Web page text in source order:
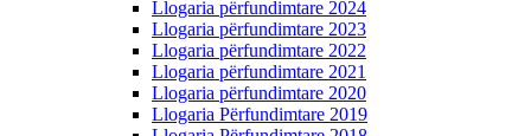
Llogaria përfundimtare 2024
Llogaria përfundimtare 2023
Llogaria përfundimtare 2022
Llogaria përfundimtare 2021
Llogaria përfundimtare 2020
Llogaria Përfundimtare 2019